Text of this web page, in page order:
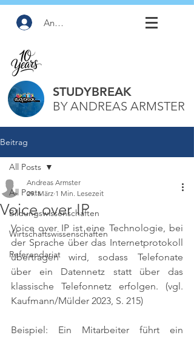
Anmelden
STUDYBREAK
BY ANDREAS ARMSTER
Beitrag
All Posts
Bildungswissenschaften
Wirtschaftswissenschaften
Referendariat
All Posts
Voice over IP
Andreas Armster
29. März 1 Min. Lesezeit
Voice over IP ist eine Technologie, bei
der Sprache über das Internetprotokoll
übertragen wird, sodass Telefonate
über ein Datennetz statt über das
klassische Telefonnetz erfolgen. (vgl.
Kaufmann/Mülder 2023, S. 215)
Beispiel: Ein Mitarbeiter führt ein